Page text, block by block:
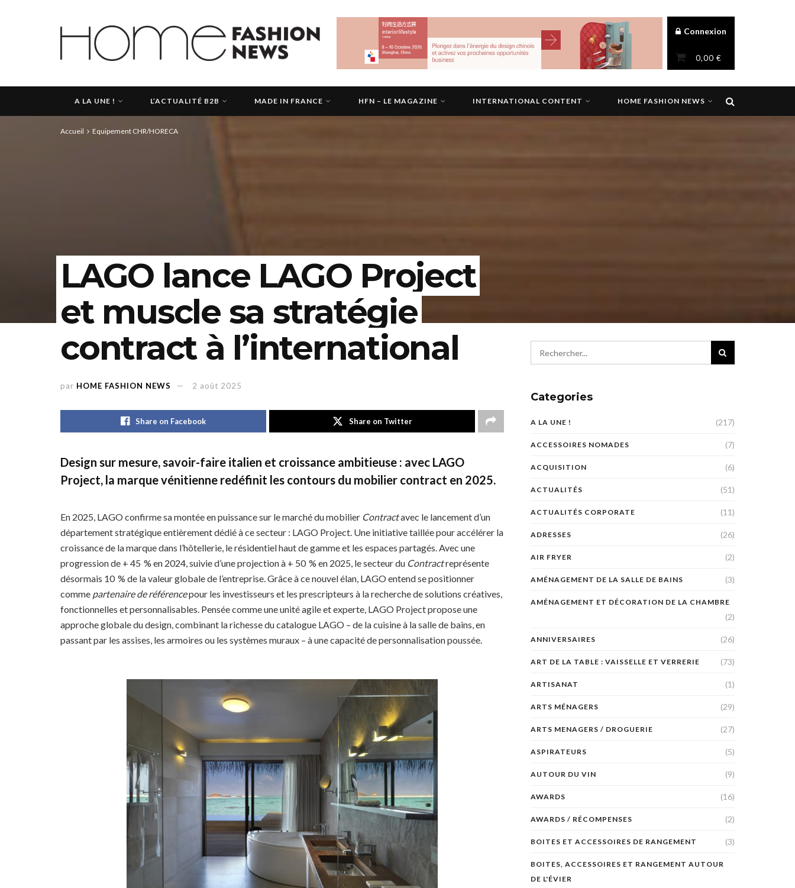
Connexion
0,00 €
A LA UNE ! L’ACTUALITÉ B2B MADE IN FRANCE HFN – LE MAGAZINE INTERNATIONAL CONTENT HOME FASHION NEWS
Accueil Equipement CHR/HORECA
LAGO lance LAGO Project
et muscle sa stratégie
contract à l’international
par HOME FASHION NEWS 2 août 2025
Share on Facebook Share on Twitter
Design sur mesure, savoir-faire italien et croissance ambitieuse : avec LAGO
Project, la marque vénitienne redéfinit les contours du mobilier contract en 2025.
En 2025, LAGO confirme sa montée en puissance sur le marché du mobilier Contractavec le lancement d’un
département stratégique entièrement dédié à ce secteur : LAGO Project. Une initiative taillée pour accélérer la
croissance de la marque dans l’hôtellerie, le résidentiel haut de gamme et les espaces partagés. Avec une
progression de + 45 % en 2024, suivie d’une projection à + 50 % en 2025, le secteur du Contractreprésente
désormais 10 % de la valeur globale de l’entreprise. Grâce à ce nouvel élan, LAGO entend se positionner
comme partenaire de référencepour les investisseurs et les prescripteurs à la recherche de solutions créatives,
fonctionnelles et personnalisables. Pensée comme une unité agile et experte, LAGO Project propose une
approche globale du design, combinant la richesse du catalogue LAGO – de la cuisine à la salle de bains, en
passant par les assises, les armoires ou les systèmes muraux – à une capacité de personnalisation poussée.
Categories
A LA UNE ! (217)
ACCESSOIRES NOMADES (7)
ACQUISITION (6)
ACTUALITÉS (51)
ACTUALITÉS CORPORATE (11)
ADRESSES (26)
AIR FRYER (2)
AMÉNAGEMENT DE LA SALLE DE BAINS (3)
AMÉNAGEMENT ET DÉCORATION DE LA CHAMBRE
(2)
ANNIVERSAIRES (26)
ART DE LA TABLE : VAISSELLE ET VERRERIE (73)
ARTISANAT (1)
ARTS MÉNAGERS (29)
ARTS MENAGERS / DROGUERIE (27)
ASPIRATEURS (5)
AUTOUR DU VIN (9)
AWARDS (16)
AWARDS / RÉCOMPENSES (2)
BOITES ET ACCESSOIRES DE RANGEMENT (3)
BOITES, ACCESSOIRES ET RANGEMENT AUTOUR
DE L'ÉVIER